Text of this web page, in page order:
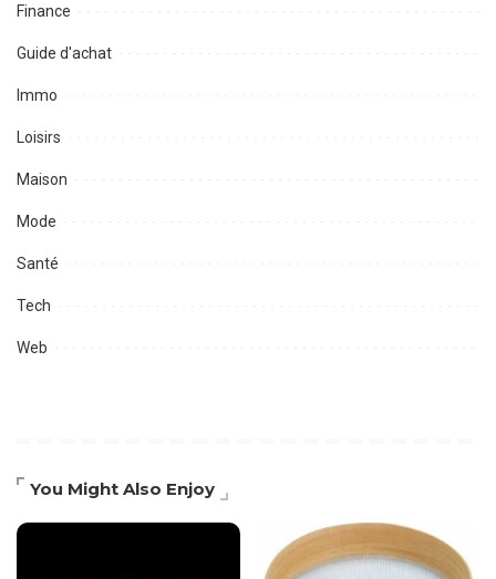
Finance
Guide d'achat
Immo
Loisirs
Maison
Mode
Santé
Tech
Web
You Might Also Enjoy